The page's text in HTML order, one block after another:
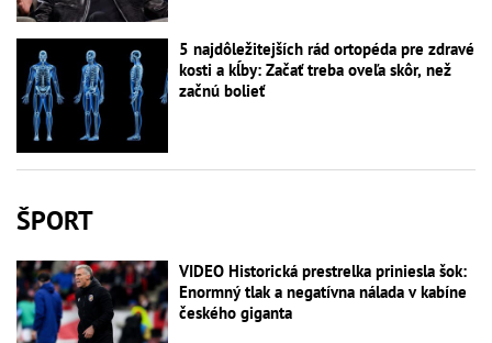
5 najdôležitejších rád ortopéda pre zdravé
kosti a kĺby: Začať treba oveľa skôr, než
začnú bolieť
ŠPORT
VIDEO Historická prestrelka priniesla šok:
Enormný tlak a negatívna nálada v kabíne
českého giganta